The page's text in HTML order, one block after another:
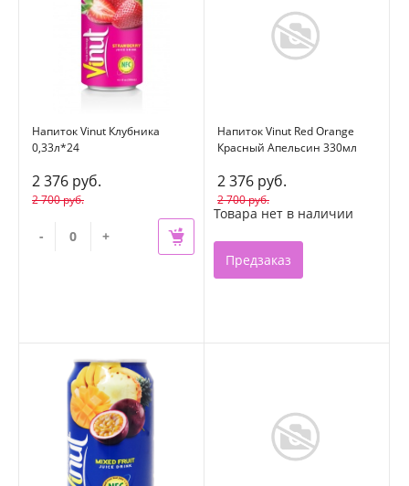
Напиток Vinut Клубника
0,33л*24
2 376 руб.
2 700 руб.
- +
Напиток Vinut Red Orange
Красный Апельсин 330мл
2 376 руб.
2 700 руб.
Товара нет в наличии
Предзаказ